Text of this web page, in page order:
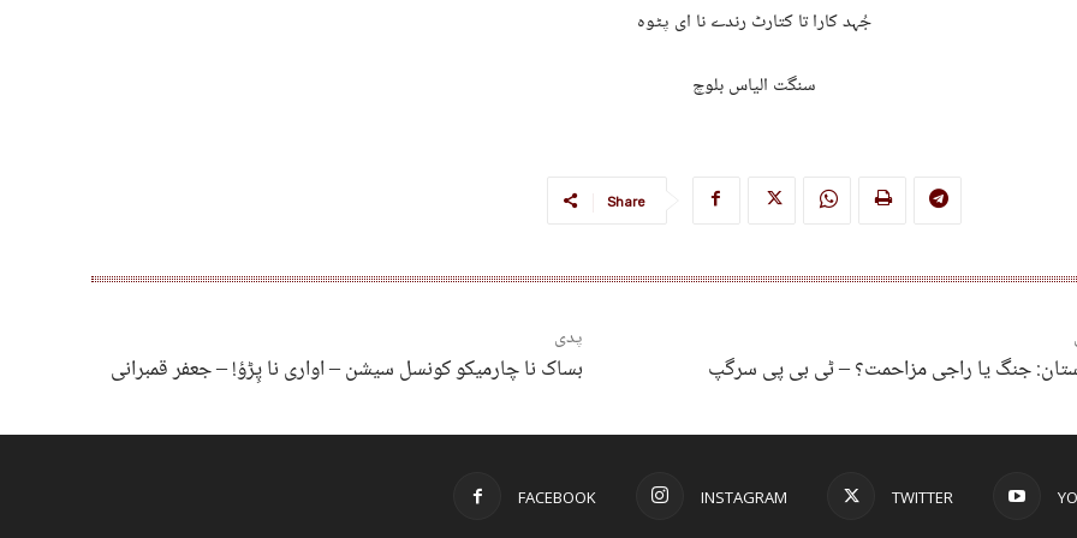
جُہد کارا تا کتارٹ رندے نا ای پٹوہ
سنگت الیاس بلوچ
Share
پدی
بساک نا چارمیکو کونسل سیشن – اواری نا پِڑؤ! – جعفر قمبرانی جنگ یا راجی مزاحمت؟ – ٹی بی پی سرگپ
FACEBOOK INSTAGRAM TWITTER